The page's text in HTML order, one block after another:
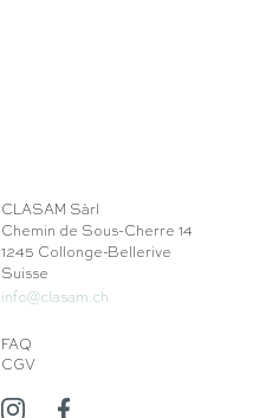
CLASAM Sàrl
Chemin de Sous-Cherre 14
1245 Collonge-Bellerive
Suisse
info@clasam.ch
FAQ
CGV